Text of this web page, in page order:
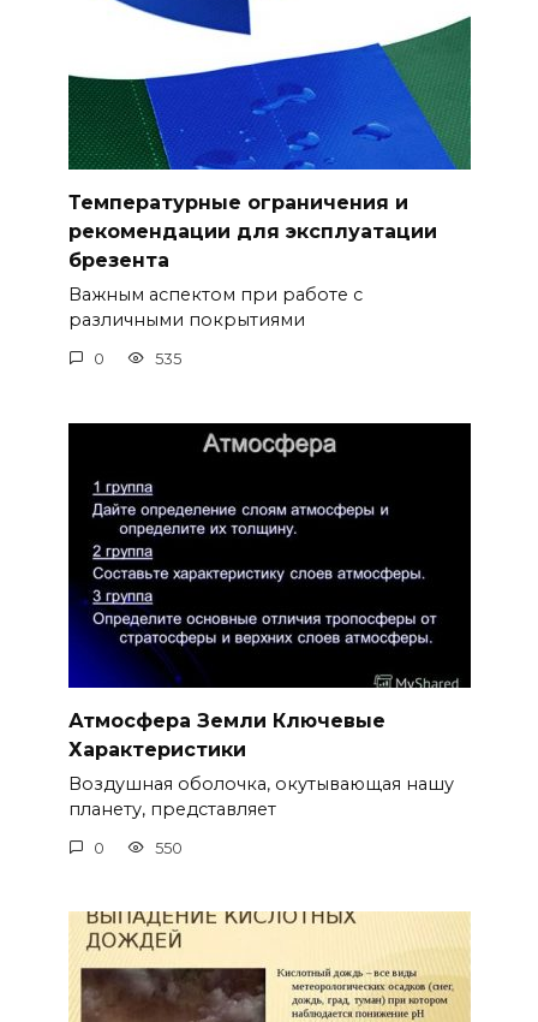
Температурные ограничения и
рекомендации для эксплуатации
брезента
Важным аспектом при работе с
различными покрытиями
0 535
Атмосфера Земли Ключевые
Характеристики
Воздушная оболочка, окутывающая нашу
планету, представляет
0 550